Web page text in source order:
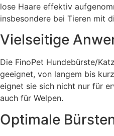
lose Haare effektiv
insbesondere bei Tieren mit
Vielseitige
Die FinoPet Hundebürste/
geeignet, von langem bis
eignet sie sich nicht nur für
auch für Welpen.
Optimale